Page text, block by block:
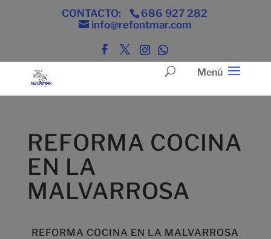
CONTACTO:
686 927 282
info@refontmar.com
REFORMA COCINA
EN LA
MALVARROSA
REFORMA COCINA EN LA MALVARROSA